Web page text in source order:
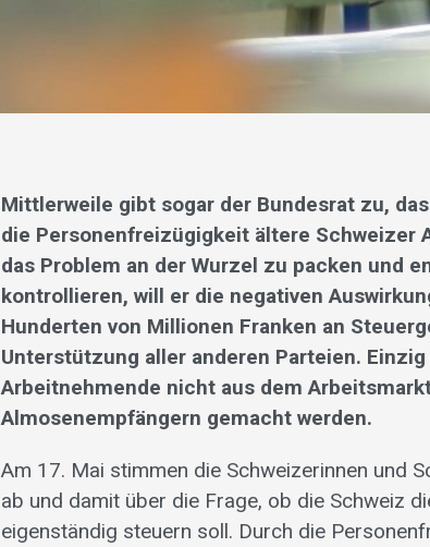
Mittlerweile gibt sogar der Bundesrat zu,
die Personenfreizügigkeit ältere Schweizer
das Problem an der Wurzel zu packen und
kontrollieren, will er die negativen
Hunderten von Millionen Franken an
Unterstützung aller anderen Parteien.
Arbeitnehmende nicht aus dem
Almosenempfängern gemacht werden.
Am 17. Mai stimmen die Schweizerinnen und
ab und damit über die Frage, ob die Schweiz
eigenständig steuern soll. Durch die